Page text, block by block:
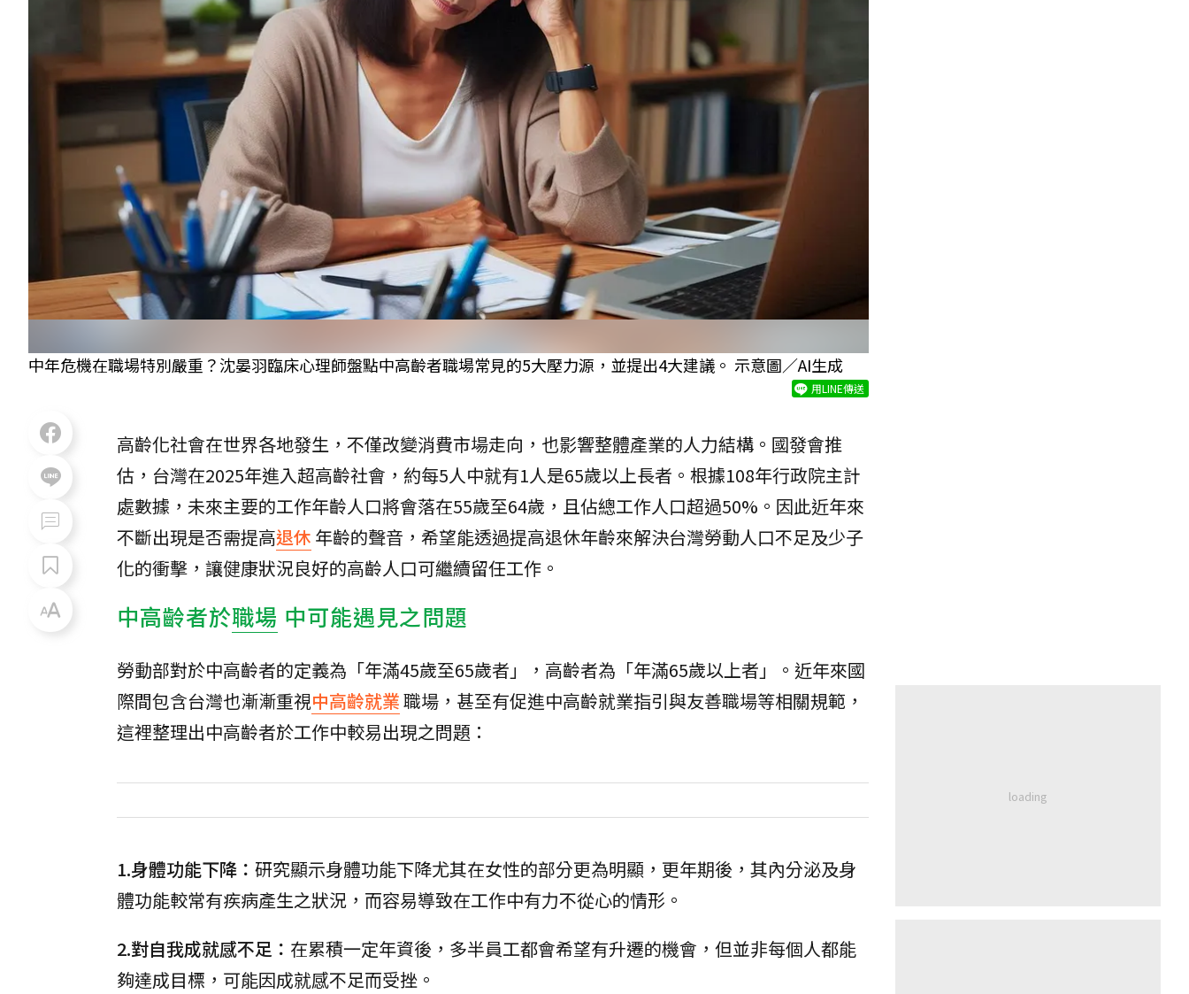
中年危機在職場特別嚴重？沈晏羽臨床心理師盤點中高齡者職場常見的5大壓力源，並提出4大建議。 示意圖／AI生成
用LINE傳送
高齡化社會在世界各地發生，不僅改變消費市場走向，也影響整體產業的人力結構。國發會推
估，台灣在2025年進入超高齡社會，約每5人中就有1人是65歲以上長者。根據108年行政院主計
處數據，未來主要的工作年齡人口將會落在55歲至64歲，且佔總工作人口超過50%。因此近年來
不斷出現是否需提高退休 年齡的聲音，希望能透過提高退休年齡來解決台灣勞動人口不足及少子
化的衝擊，讓健康狀況良好的高齡人口可繼續留任工作。
中高齡者於職場 中可能遇見之問題
勞動部對於中高齡者的定義為「年滿45歲至65歲者」，高齡者為「年滿65歲以上者」。近年來國
際間包含台灣也漸漸重視中高齡就業職場，甚至有促進中高齡就業指引與友善職場等相關規範，
這裡整理出中高齡者於工作中較易出現之問題：
1.身體功能下降： 研究顯示身體功能下降尤其在女性的部分更為明顯，更年期後，其內分泌及身
體功能較常有疾病產生之狀況，而容易導致在工作中有力不從心的情形。
2.對自我成就感不足： 在累積一定年資後，多半員工都會希望有升遷的機會，但並非每個人都能
夠達成目標，可能因成就感不足而受挫。